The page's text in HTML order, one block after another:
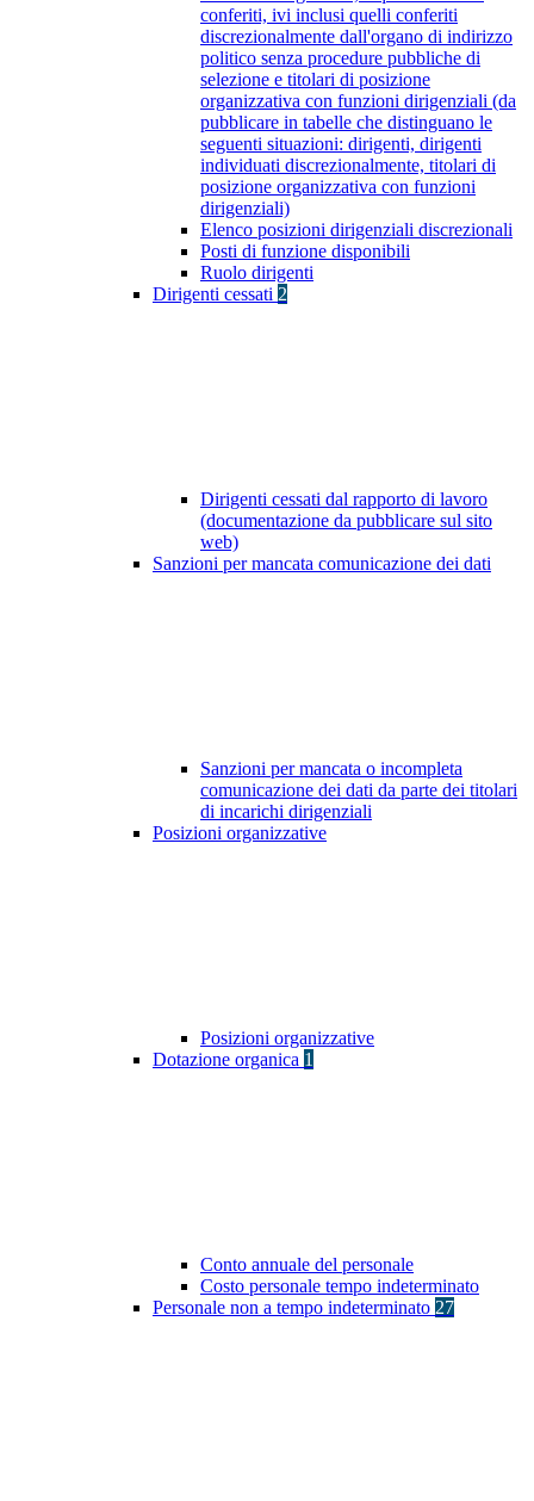
conferiti, ivi inclusi quelli conferiti
discrezionalmente dall'organo di indirizzo
politico senza procedure pubbliche di
selezione e titolari di posizione
organizzativa con funzioni dirigenziali (da
pubblicare in tabelle che distinguano le
seguenti situazioni: dirigenti, dirigenti
individuati discrezionalmente, titolari di
posizione organizzativa con funzioni
dirigenziali)
Elenco posizioni dirigenziali discrezionali
Posti di funzione disponibili
Ruolo dirigenti
Dirigenti cessati 2
Dirigenti cessati dal rapporto di lavoro
(documentazione da pubblicare sul sito
web)
Sanzioni per mancata comunicazione dei dati
Sanzioni per mancata o incompleta
comunicazione dei dati da parte dei titolari
di incarichi dirigenziali
Posizioni organizzative
Posizioni organizzative
Dotazione organica 1
Conto annuale del personale
Costo personale tempo indeterminato
Personale non a tempo indeterminato 27